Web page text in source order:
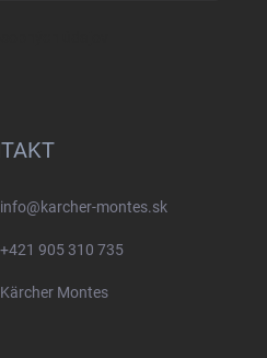
info@karcher-montes.sk
+421 905 310 735
Kärcher Montes